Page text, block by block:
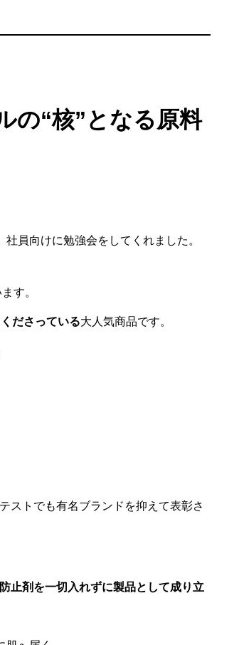
の“核”となる原料
員向けに勉強会をしてくれました。
す。
ださっている大人気商品です。
ストでも有名ブランドを抑えて表彰さ
止剤を一切入れずに製品として成り立